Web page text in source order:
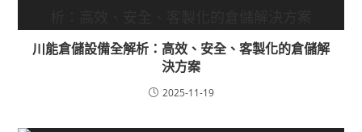
川能倉儲設備全解析：高效、安全、客製化的倉儲解
決方案
2025-11-19